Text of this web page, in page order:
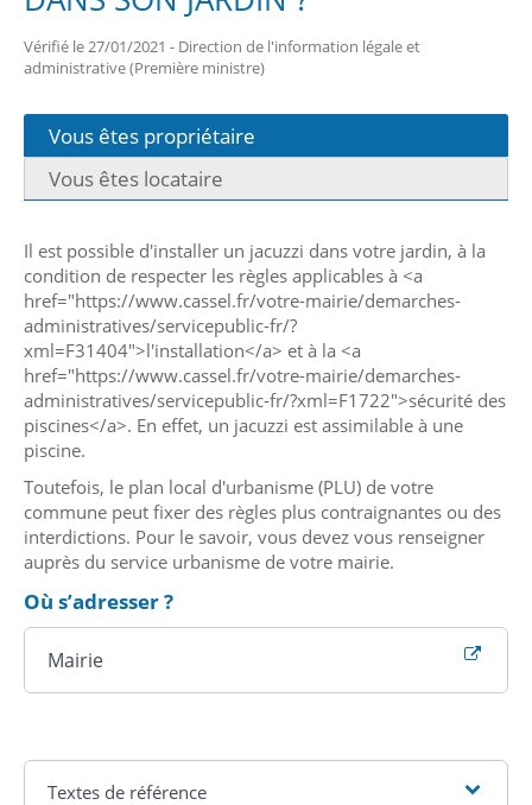
Vérifié le 27/01/2021 - Direction de l'information légale et
administrative (Première ministre)
Vous êtes propriétaire
Vous êtes locataire
Il est possible d'installer un jacuzzi dans votre jardin, à la
condition de respecter les règles applicables à <a
href="https://www.cassel.fr/votre-mairie/demarches-
administratives/servicepublic-fr/?
xml=F31404">l'installation</a> et à la <a
href="https://www.cassel.fr/votre-mairie/demarches-
administratives/servicepublic-fr/?xml=F1722">sécurité des
piscines</a>. En effet, un jacuzzi est assimilable à une
piscine.
Toutefois, le plan local d'urbanisme (PLU) de votre
commune peut fixer des règles plus contraignantes ou des
interdictions. Pour le savoir, vous devez vous renseigner
auprès du service urbanisme de votre mairie.
Où s’adresser ?
Mairie
Textes de référence